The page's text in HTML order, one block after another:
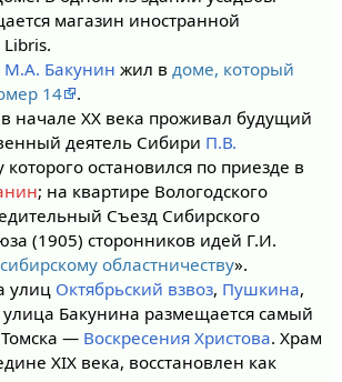
магазин иностранной
М.А. Бакунин жил в доме, который
14
.
в начале XX века проживал будущий
деятель Сибири П.В.
которого остановился по приезде в
; на квартире Вологодского
Съезд Сибирского
(1905) сторонников идей Г.И.
сибирскому областничеству».
улиц Октябрьский взвоз, Пушкина,
улица Бакунина размещается самый
— Воскресения Христова. Храм
XIX века, восстановлен как